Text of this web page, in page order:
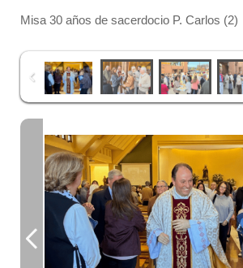
Misa 30 años de sacerdocio P. Carlos (2)